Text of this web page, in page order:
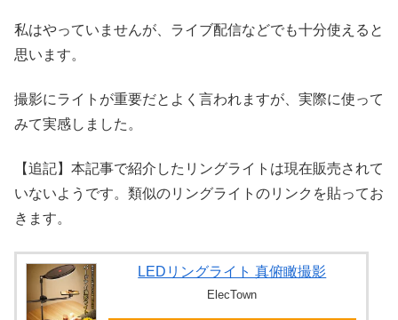
私はやっていませんが、ライブ配信などでも十分使えると
思います。
撮影にライトが重要だとよく言われますが、実際に使って
みて実感しました。
【追記】本記事で紹介したリングライトは現在販売されて
いないようです。類似のリングライトのリンクを貼ってお
きます。
LEDリングライト 真俯瞰撮影
ElecTown